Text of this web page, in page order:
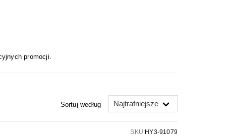
promocji.
Sortuj według
SKU:HY3-91079